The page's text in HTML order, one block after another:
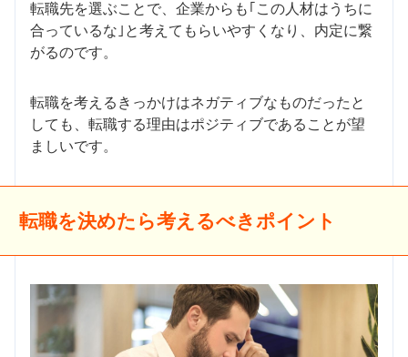
転職先を選ぶことで、企業からも｢この人材はうちに
合っているな｣と考えてもらいやすくなり、内定に繋
がるのです。
転職を考えるきっかけはネガティブなものだったと
しても、転職する理由はポジティブであることが望
ましいです。
転職を決めたら考えるべきポイント